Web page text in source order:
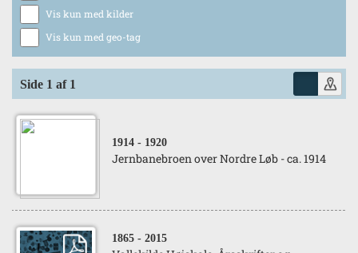
Vis kun med kilder
Vis kun med geo-tag
Side 1 af 1
1914 - 1920
Jernbanebroen over Nordre Løb - ca. 1914
1865 - 2015